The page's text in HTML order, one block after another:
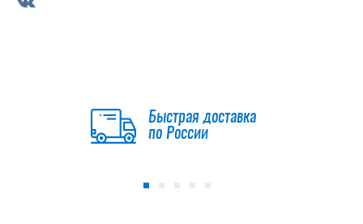
Быстрая доставка
по России